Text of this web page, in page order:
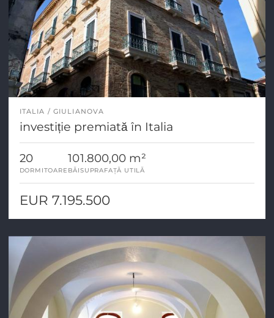
ITALIA GIULIANOVA
investiție premiată în Italia
20
DORMITOARE
10
BĂI
1.800,00 m²
SUPRAFAȚĂ UTILĂ
EUR 7.195.500